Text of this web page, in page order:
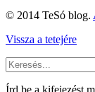
© 2014 TeSó blog.
Vissza a tetejére
Írd be a kifejezést